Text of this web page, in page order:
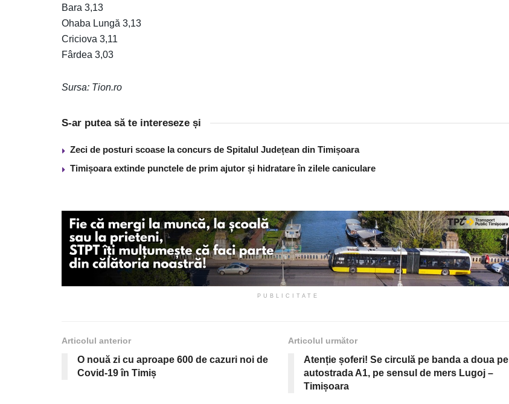
Bara 3,13
Ohaba Lungă 3,13
Criciova 3,11
Fârdea 3,03
Sursa: Tion.ro
S-ar putea să te intereseze și
Zeci de posturi scoase la concurs de Spitalul Județean din Timișoara
Timișoara extinde punctele de prim ajutor și hidratare în zilele caniculare
PUBLICITATE
Articolul anterior
O nouă zi cu aproape 600 de cazuri noi de
Covid-19 în Timiș
Articolul următor
Atenție șoferi! Se circulă pe banda a doua pe
autostrada A1, pe sensul de mers Lugoj –
Timișoara